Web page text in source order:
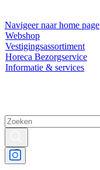
Navigeer naar home page
Webshop
Vestigingsassortiment
Horeca Bezorgservice
Informatie & services